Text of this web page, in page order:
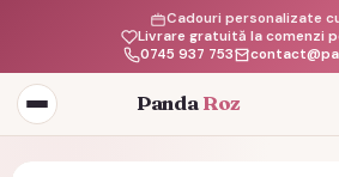
Livrare gratuită la comenzi
Cadouri personalizate
0745 937 753
Deschide
meniul
Panda Roz